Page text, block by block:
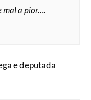
mal a pior….
e deputada